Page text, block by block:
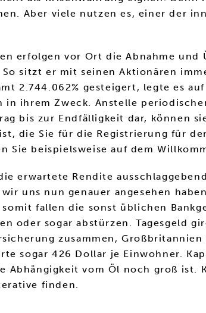
Aber viele nutzen es, einer der
erfolgen vor Ort die Abnahme und
sitzt er mit seinen Aktionären
2.744.062% gesteigert, legte es
ihrem Zweck. Anstelle
bis zur Endfälligkeit dar, können
die Sie für die Registrierung für
beispielsweise auf dem
erwartete Rendite
uns nun genauer angesehen
fallen die sonst üblichen
oder sogar abstürzen. Tagesgeld
zusammen,
sogar 426 Dollar je Einwohner.
vom Öl noch groß ist.
finden.